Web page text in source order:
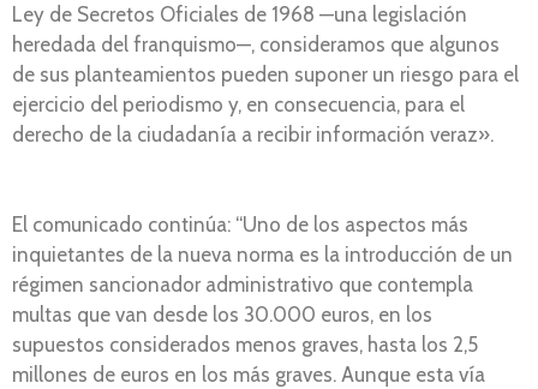
Ley de Secretos Oficiales de 1968 —una legislación
heredada del franquismo—, consideramos que algunos
de sus planteamientos pueden suponer un riesgo para el
ejercicio del periodismo y, en consecuencia, para el
derecho de la ciudadanía a recibir información veraz».
El comunicado continúa: “Uno de los aspectos más
inquietantes de la nueva norma es la introducción de un
régimen sancionador administrativo que contempla
multas que van desde los 30.000 euros, en los
supuestos considerados menos graves, hasta los 2,5
millones de euros en los más graves. Aunque esta vía